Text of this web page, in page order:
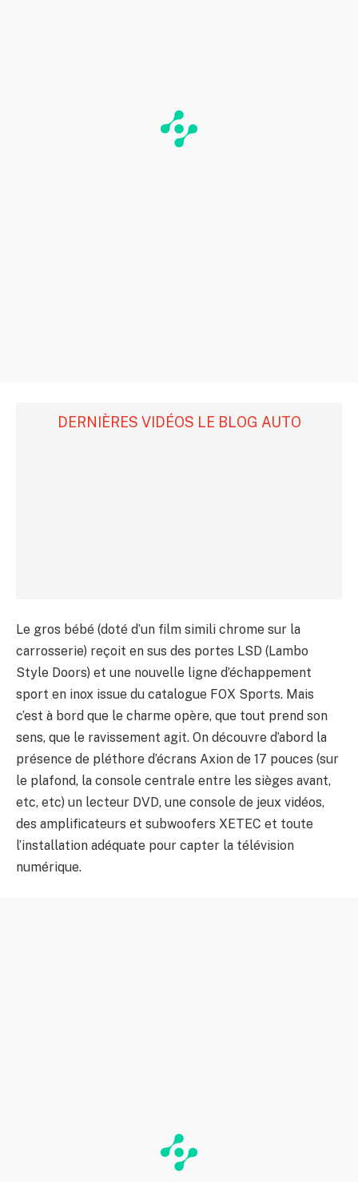
DERNIÈRES VIDÉOS LE BLOG AUTO
Le gros bébé (doté d’un film simili chrome sur la
carrosserie) reçoit en sus des portes LSD (Lambo
Style Doors) et une nouvelle ligne d’échappement
sport en inox issue du catalogue FOX Sports. Mais
c’est à bord que le charme opère, que tout prend son
sens, que le ravissement agit. On découvre d’abord la
présence de pléthore d’écrans Axion de 17 pouces (sur
le plafond, la console centrale entre les sièges avant,
etc, etc) un lecteur DVD, une console de jeux vidéos,
des amplificateurs et subwoofers XETEC et toute
l’installation adéquate pour capter la télévision
numérique.